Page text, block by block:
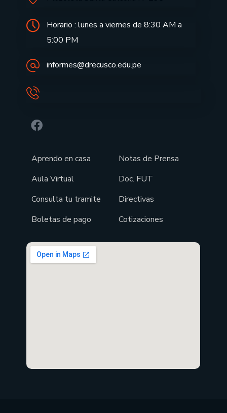
Horario : lunes a viernes de 8:30 AM a
5:00 PM
informes@drecusco.edu.pe
Aprendo en casa
Aula Virtual
Consulta tu tramite
Boletas de pago
Notas de Prensa
Doc. FUT
Directivas
Cotizaciones